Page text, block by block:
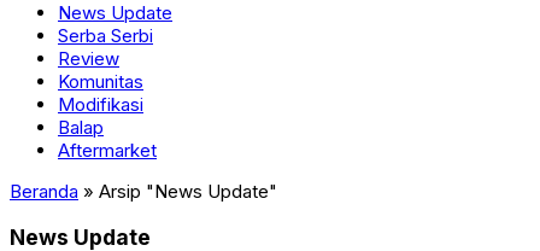
News Update
Serba Serbi
Review
Komunitas
Modifikasi
Balap
Aftermarket
Beranda » Arsip "News Update"
News Update